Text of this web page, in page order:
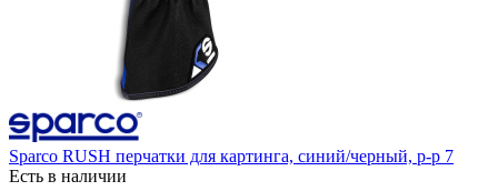
Sparco RUSH перчатки для картинга, синий/черный, р-р 7
Есть в наличии